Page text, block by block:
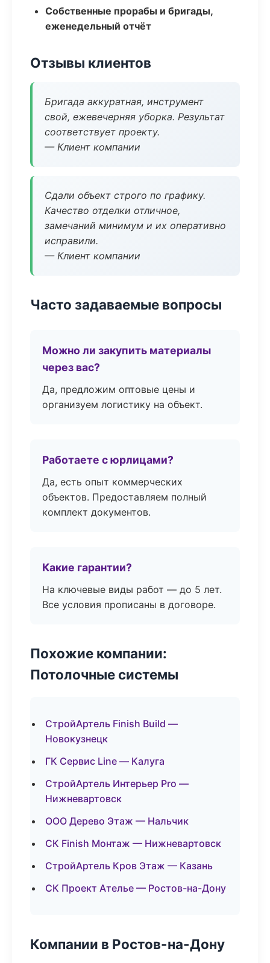
Собственные прорабы и бригады,
еженедельный отчёт
Отзывы клиентов
Бригада аккуратная, инструмент
свой, ежевечерняя уборка. Результат
соответствует проекту.
— Клиент компании
Сдали объект строго по графику.
Качество отделки отличное,
замечаний минимум и их оперативно
исправили.
— Клиент компании
Часто задаваемые вопросы
Можно ли закупить материалы
через вас?
Да, предложим оптовые цены и
организуем логистику на объект.
Работаете с юрлицами?
Да, есть опыт коммерческих
объектов. Предоставляем полный
комплект документов.
Какие гарантии?
На ключевые виды работ — до 5 лет.
Все условия прописаны в договоре.
Похожие компании:
Потолочные системы
СтройАртель Finish Build —
Новокузнецк
ГК Сервис Line — Калуга
СтройАртель Интерьер Pro —
Нижневартовск
ООО Дерево Этаж — Нальчик
СК Finish Монтаж — Нижневартовск
СтройАртель Кров Этаж — Казань
СК Проект Ателье — Ростов-на-Дону
Компании в Ростов-на-Дону